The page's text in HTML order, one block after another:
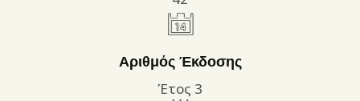
Αριθμός Έκδοσης
Έτος 3